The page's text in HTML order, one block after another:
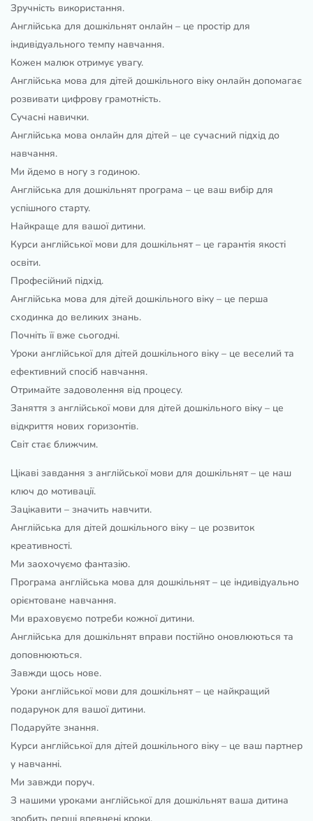
Зручність використання.
Англійська для дошкільнят онлайн – це простір для
індивідуального темпу навчання.
Кожен малюк отримує увагу.
Англійська мова для дітей дошкільного віку онлайн допомагає
розвивати цифрову грамотність.
Сучасні навички.
Англійська мова онлайн для дітей – це сучасний підхід до
навчання.
Ми йдемо в ногу з годиною.
Англійська для дошкільнят програма – це ваш вибір для
успішного старту.
Найкраще для вашої дитини.
Курси англійської мови для дошкільнят – це гарантія якості
освіти.
Професійний підхід.
Англійська мова для дітей дошкільного віку – це перша
сходинка до великих знань.
Почніть її вже сьогодні.
Уроки англійської для дітей дошкільного віку – це веселий та
ефективний спосіб навчання.
Отримайте задоволення від процесу.
Заняття з англійської мови для дітей дошкільного віку – це
відкриття нових горизонтів.
Світ стає ближчим.
Цікаві завдання з англійської мови для дошкільнят – це наш
ключ до мотивації.
Зацікавити – значить навчити.
Англійська для дітей дошкільного віку – це розвиток
креативності.
Ми заохочуємо фантазію.
Програма англійська мова для дошкільнят – це індивідуально
орієнтоване навчання.
Ми враховуємо потреби кожної дитини.
Англійська для дошкільнят вправи постійно оновлюються та
доповнюються.
Завжди щось нове.
Уроки англійської мови для дошкільнят – це найкращий
подарунок для вашої дитини.
Подаруйте знання.
Курси англійської для дітей дошкільного віку – це ваш партнер
у навчанні.
Ми завжди поруч.
З нашими уроками англійської для дошкільнят ваша дитина